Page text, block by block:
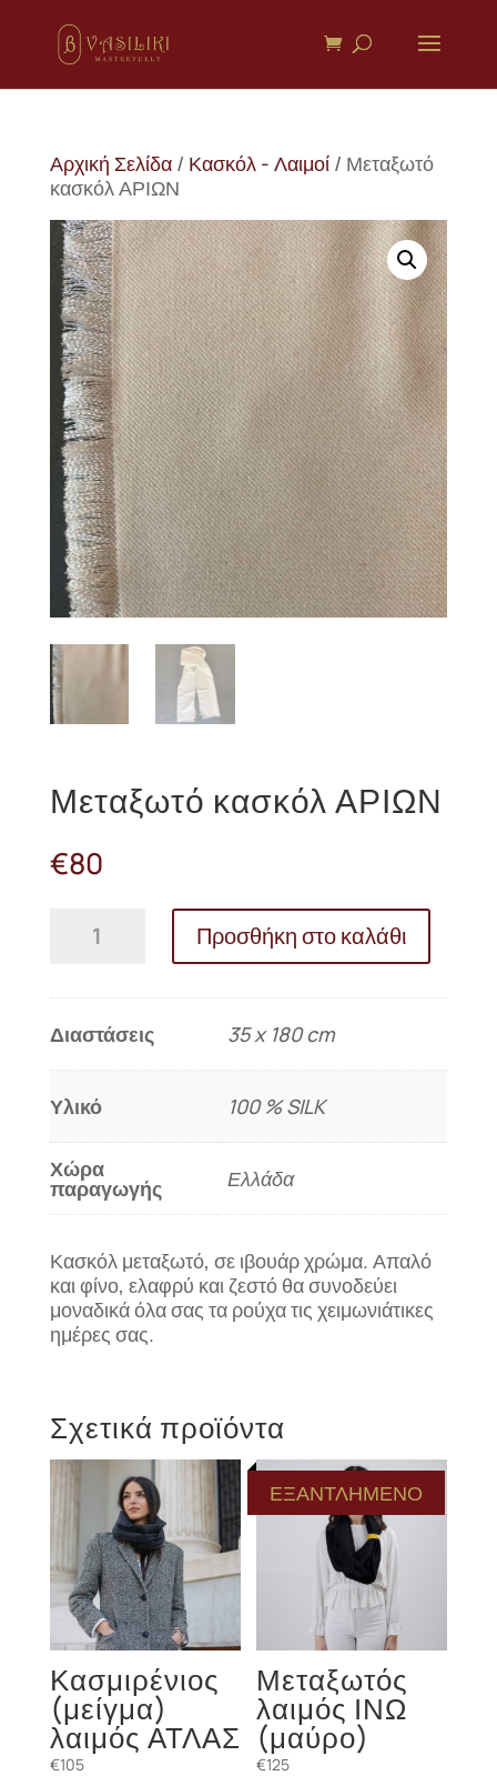
Αρχική Σελίδα/ Κασκόλ - Λαιμοί/ Μεταξωτό
κασκόλ ΑΡΙΩΝ
Μεταξωτό κασκόλ ΑΡΙΩΝ
€80
κασκόλ
ποσότητα
Προσθήκη στο καλάθι
Διαστάσεις 35 x 180 cm
Υλικό 100 % SILK
Χώρα
παραγωγής Ελλάδα
Κασκόλ μεταξωτό, σε ιβουάρ χρώμα. Απαλό
και φίνο, ελαφρύ και ζεστό θα συνοδεύει
μοναδικά όλα σας τα ρούχα τις χειμωνιάτικες
ημέρες σας.
Σχετικά προϊόντα
Κασμιρένιος
(μείγμα)
λαιμός ΑΤΛΑΣ
€105
ΕΞΑΝΤΛΗΜΕΝΟ
Μεταξωτός
λαιμός ΙΝΩ
(μαύρο)
€125